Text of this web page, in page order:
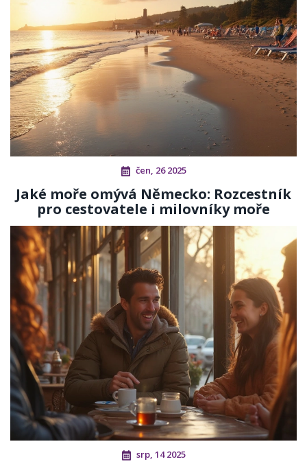
čen, 26 2025
Jaké moře omývá Německo: Rozcestník
pro cestovatele i milovníky moře
srp, 14 2025